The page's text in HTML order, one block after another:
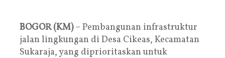
BOGOR (KM)– Pembangunan infrastruktur
jalan lingkungan di Desa Cikeas, Kecamatan
Sukaraja, yang diprioritaskan untuk